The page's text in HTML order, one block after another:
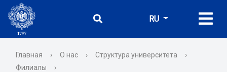
RU
Главная › О нас › Структура университета
›
Филиалы
›